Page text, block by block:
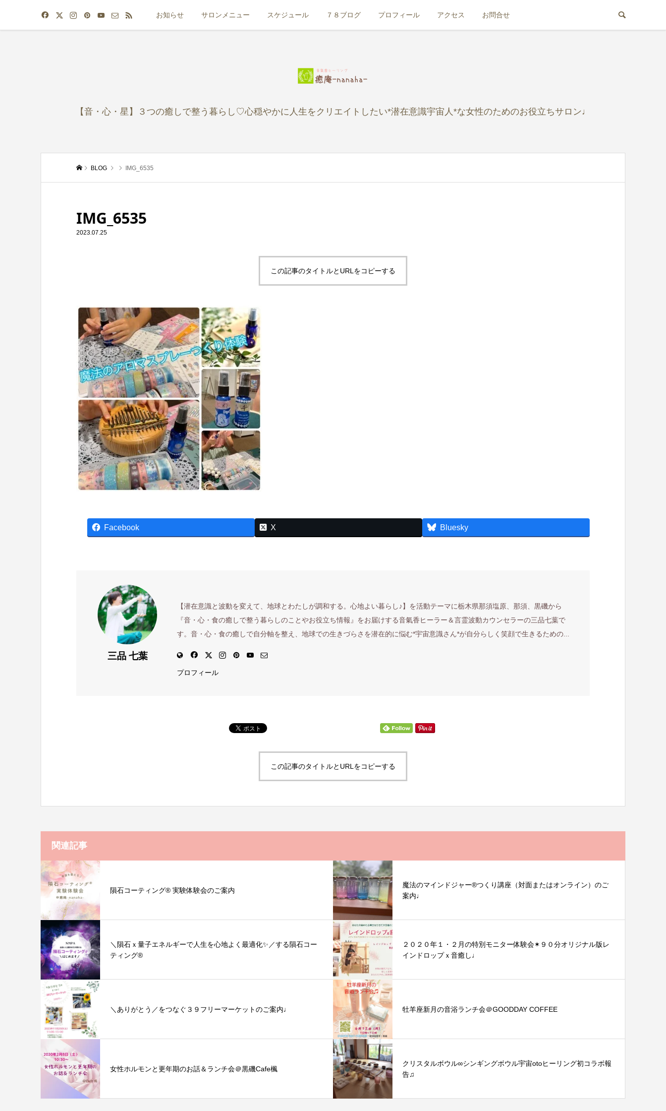
お知らせ サロンメニュー スケジュール ７８ブログ プロフィール アクセス お問合せ
【音・心・星】３つの癒しで整う暮らし♡心穏やかに人生をクリエイトしたい*潜在意識宇宙人*な女性のためのお役立ちサロン♩
BLOG IMG_6535
IMG_6535
2023.07.25
この記事のタイトルとURLをコピーする
Facebook X Bluesky
三品 七葉
【潜在意識と波動を変えて、地球とわたしが調和する。心地よい暮らし♪】を活動テーマに栃木県那須塩原、那須、黒磯から
『音・心・食の癒しで整う暮らしのことやお役立ち情報』をお届けする音氣香ヒーラー＆言霊波動カウンセラーの三品七葉で
す。音・心・食の癒しで自分軸を整え、地球での生きづらさを潜在的に悩む*宇宙意識さん*が自分らしく笑顔で生きるための...
プロフィール
この記事のタイトルとURLをコピーする
関連記事
隕石コーティング®︎ 実験体験会のご案内
魔法のマインドジャー®︎つくり講座（対面またはオンライン）のご
案内♩
＼隕石ｘ量子エネルギーで人生を心地よく最適化✨／する隕石コー
ティング®︎
２０２０年１・２月の特別モニター体験会✶９０分オリジナル版レ
インドロップｘ音癒し♩
＼ありがとう／をつなぐ３９フリーマーケットのご案内♩ 牡羊座新月の音浴ランチ会＠GOODDAY COFFEE
女性ホルモンと更年期のお話＆ランチ会＠黒磯Cafe楓
クリスタルボウル∞シンギングボウル宇宙otoヒーリング初コラボ報
告♫